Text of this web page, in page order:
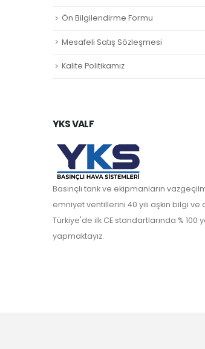
Ön Bilgilendirme Formu
Mesafeli Satış Sözleşmesi
Kalite Politikamız
YKS VALF
Basınçlı tank ve ekipmanların
emniyet ventillerini 40 yılı aşkın bilgi
Türkiye'de ilk CE standartlarında % 100
yapmaktayız.